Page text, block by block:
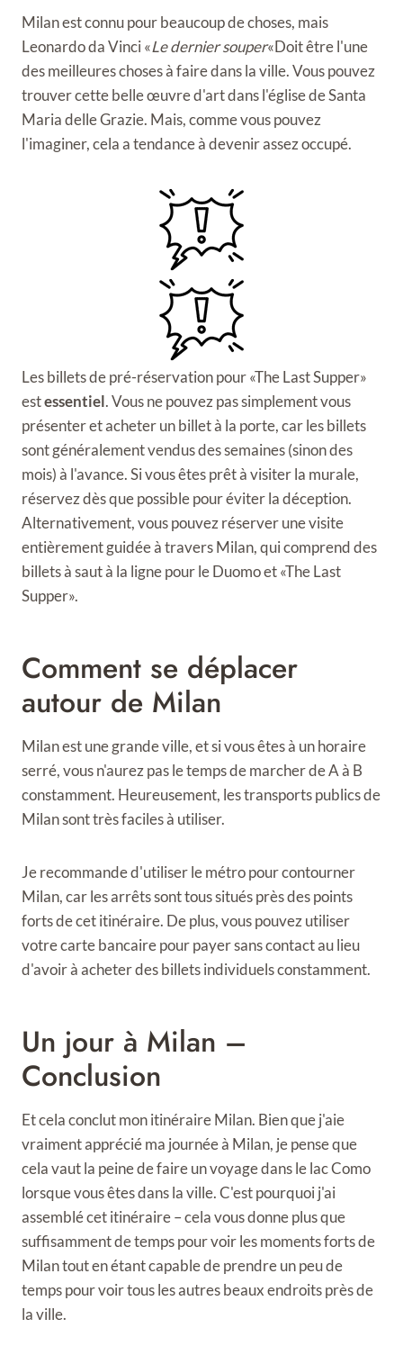
Milan est connu pour beaucoup de choses, mais
Leonardo da Vinci «Le dernier souper«Doit être l'une
des meilleures choses à faire dans la ville. Vous pouvez
trouver cette belle œuvre d'art dans l'église de Santa
Maria delle Grazie. Mais, comme vous pouvez
l'imaginer, cela a tendance à devenir assez occupé.
Les billets de pré-réservation pour «The Last Supper»
estessentiel. Vous ne pouvez pas simplement vous
présenter et acheter un billet à la porte, car les billets
sont généralement vendus des semaines (sinon des
mois) à l'avance. Si vous êtes prêt à visiter la murale,
réservez dès que possible pour éviter la déception.
Alternativement, vous pouvez réserver une visite
entièrement guidée à travers Milan, qui comprend des
billets à saut à la ligne pour le Duomo et «The Last
Supper».
Comment se déplacer
autour de Milan
Milan est une grande ville, et si vous êtes à un horaire
serré, vous n'aurez pas le temps de marcher de A à B
constamment. Heureusement, les transports publics de
Milan sont très faciles à utiliser.
Je recommande d'utiliser le métro pour contourner
Milan, car les arrêts sont tous situés près des points
forts de cet itinéraire. De plus, vous pouvez utiliser
votre carte bancaire pour payer sans contact au lieu
d'avoir à acheter des billets individuels constamment.
Un jour à Milan –
Conclusion
Et cela conclut mon itinéraire Milan. Bien que j'aie
vraiment apprécié ma journée à Milan, je pense que
cela vaut la peine de faire un voyage dans le lac Como
lorsque vous êtes dans la ville. C'est pourquoi j'ai
assemblé cet itinéraire – cela vous donne plus que
suffisamment de temps pour voir les moments forts de
Milan tout en étant capable de prendre un peu de
temps pour voir tous les autres beaux endroits près de
la ville.